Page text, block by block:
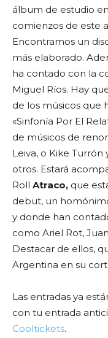
álbum de estudio
comienzos de este
Encontramos un
más elaborado.
ha contado con la
Miguel Ríos. Hay
de los músicos que
«Sinfonía Por El
de músicos de
Leiva, o Kike Turrón
otros. Estará
Roll Atraco, que
debut, un
y donde han
como Ariel Rot,
Destacar de ellos,
Argentina en su
Las entradas ya
con tu entrada
Cooltickets.